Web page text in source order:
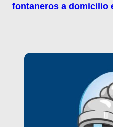
fontaneros a domicilio